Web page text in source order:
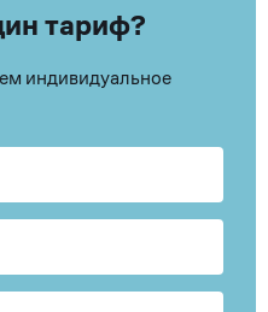
тариф?
индивидуальное